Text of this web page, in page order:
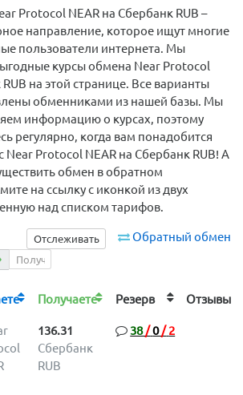
Protocol NEAR на Сбербанк RUB –
направление, которое ищут многие
пользователи интернета. Мы
курсы обмена Near Protocol
на этой странице. Все варианты
обменниками из нашей базы. Мы
информацию о курсах, поэтому
регулярно, когда вам понадобится
Near Protocol NEAR на Сбербанк RUB! А
обмен в обратном
на ссылку с иконкой из двух
над списком тарифов.
Обратный обмен
Отслеживать
Получаете Резерв
136.31
Сбербанк
RUB
38/0/ 2